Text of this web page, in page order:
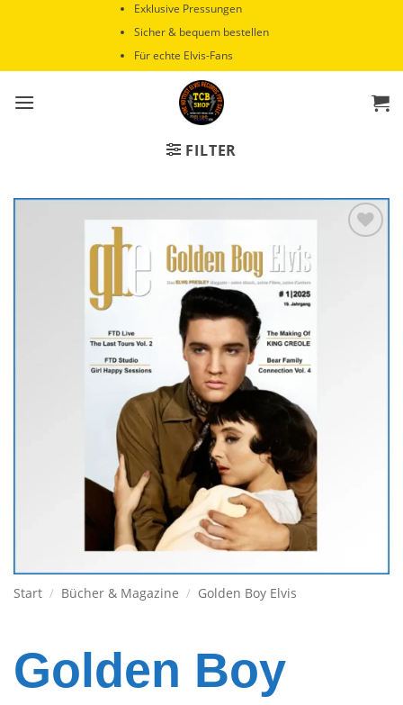
Exklusive Pressungen
Sicher & bequem bestellen
Für echte Elvis-Fans
FILTER
Wunschliste
hinzufügen
Start / Bücher & Magazine / Golden Boy Elvis
Golden Boy